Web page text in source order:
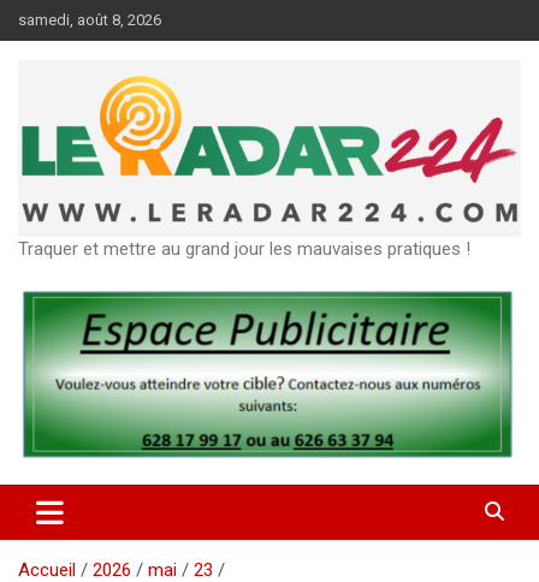
au
samedi, août 8, 2026
Traquer et mettre au grand jour les mauvaises pratiques !
Accueil 2026 mai
23